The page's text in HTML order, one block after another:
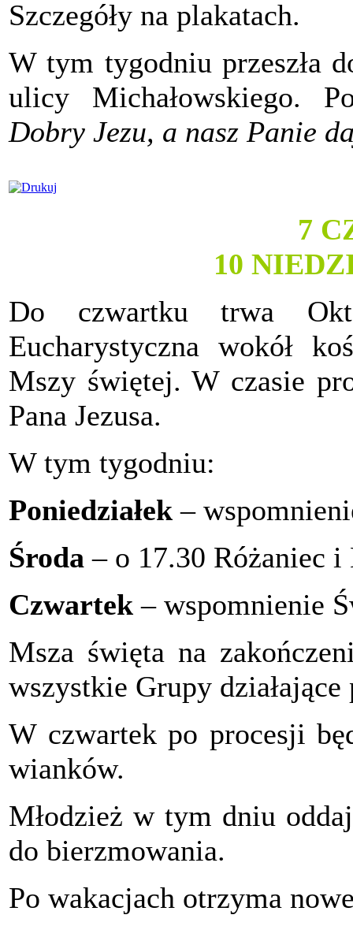
Szczegóły na plakatach.
W tym tygodniu przeszła
ulicy Michałowskiego.
Dobry Jezu, a nasz Panie
7
10
Do czwartku trwa
Eucharystyczna wokół
Mszy świętej. W czasie
Pana Jezusa.
W tym tygodniu:
Poniedziałek –
Środa – o 17.30 Różaniec
Czwartek– wspomnienie
Msza święta na
wszystkie Grupy
W czwartek po procesji
wianków.
Młodzież w tym dniu
do bierzmowania.
Po wakacjach otrzyma